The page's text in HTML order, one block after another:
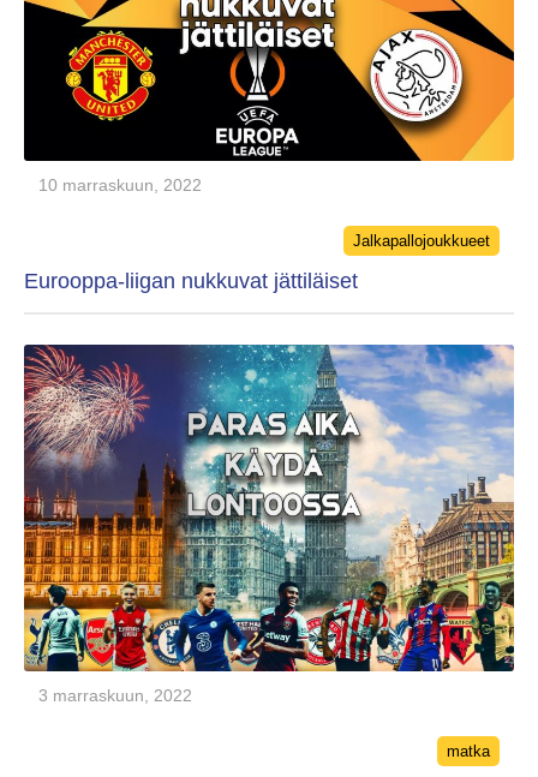
10 marraskuun, 2022
Categories
Jalkapallojoukkueet
Eurooppa-liigan nukkuvat jättiläiset
3 marraskuun, 2022
Categories
matka